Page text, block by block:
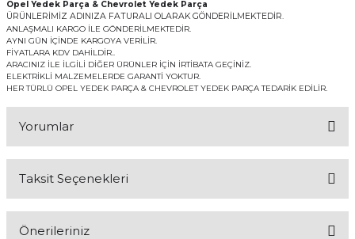
Opel Yedek Parça & Chevrolet Yedek Parça
ÜRÜNLERİMİZ ADINIZA FATURALI OLARAK GÖNDERİLMEKTEDİR.
ANLAŞMALI KARGO İLE GÖNDERİLMEKTEDİR.
AYNI GÜN İÇİNDE KARGOYA VERİLİR.
FİYATLARA KDV DAHİLDİR..
ARACINIZ İLE İLGİLİ DİĞER ÜRÜNLER İÇİN İRTİBATA GEÇİNİZ.
ELEKTRİKLİ MALZEMELERDE GARANTİ YOKTUR.
HER TÜRLÜ OPEL YEDEK PARÇA & CHEVROLET YEDEK PARÇA TEDARİK EDİLİR.
Yorumlar
Taksit Seçenekleri
Önerileriniz